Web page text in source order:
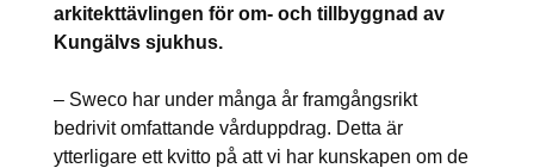
arkitekttävlingen för om- och tillbyggnad av
Kungälvs sjukhus.
– Sweco har under många år framgångsrikt
bedrivit omfattande vårduppdrag. Detta är
ytterligare ett kvitto på att vi har kunskapen om de